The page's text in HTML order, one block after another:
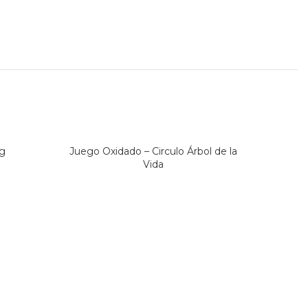
Juego Oxidado – Circulo Árbol de la
Vida